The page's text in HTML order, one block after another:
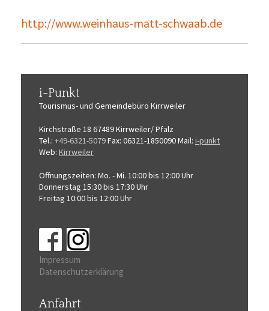
http://www.weinhaus-matt-schwaab.de
i-Punkt
Tourismus-und Gemeindebüro Kirrweiler
Kirchstraße 18 67489 Kirrweiler/ Pfalz
Tel.: +49-6321-5079Fax: 06321-1850090Mail: i-punkt
Web: Kirrweiler
Öffnungszeiten: Mo. - Mi. 10:00 bis 12:00 Uhr
Donnerstag 15:30 bis 17:30 Uhr
Freitag 10:00 bis 12:00 Uhr
Impressum
Datenschutzerklärung
Anfahrt